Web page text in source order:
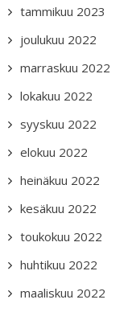
tammikuu 2023
joulukuu 2022
marraskuu 2022
lokakuu 2022
syyskuu 2022
elokuu 2022
heinäkuu 2022
kesäkuu 2022
toukokuu 2022
huhtikuu 2022
maaliskuu 2022